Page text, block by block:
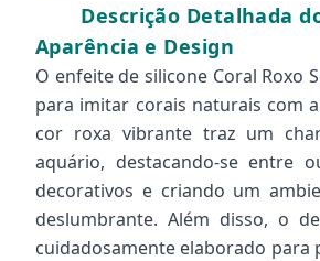
Descrição Detalhada
Aparência e Design
O enfeite de silicone Coral Roxo
para imitar corais naturais com
cor roxa vibrante traz um
aquário, destacando-se entre
decorativos e criando um
deslumbrante. Além disso, o
cuidadosamente elaborado para